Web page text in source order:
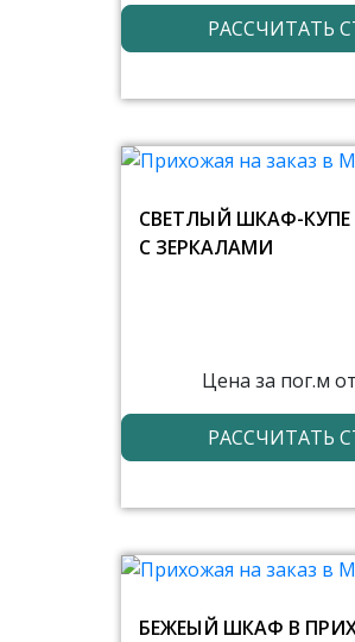
РАССЧИТАТЬ
СВЕТЛЫЙ ШКАФ-
С ЗЕРКАЛАМИ
Цена за пог.м от
РАССЧИТАТЬ
БЕЖЕЫЙ ШКАФ В